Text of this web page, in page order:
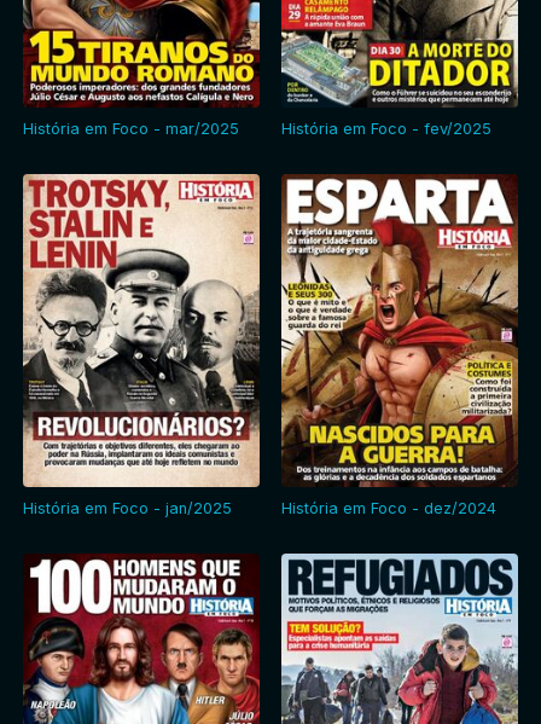
História em Foco - mar/2025 História em Foco - fev/2025
História em Foco - jan/2025 História em Foco - dez/2024